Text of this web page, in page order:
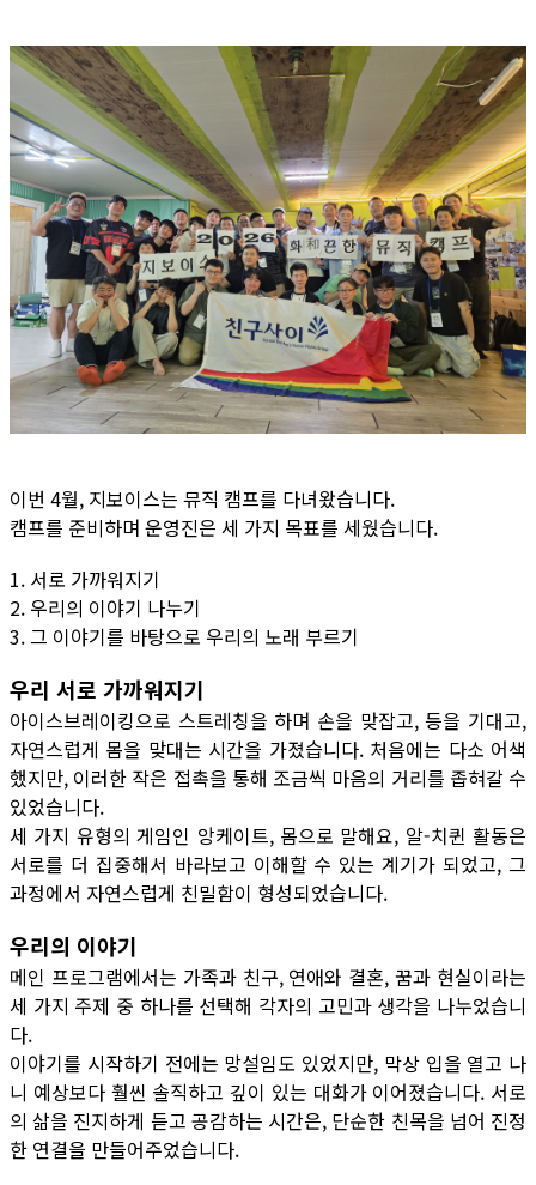
이번 4월, 지보이스는 뮤직 캠프를 다녀왔습니다.
캠프를 준비하며 운영진은 세 가지 목표를 세웠습니다.
1. 서로 가까워지기
2. 우리의 이야기 나누기
3. 그 이야기를 바탕으로 우리의 노래 부르기
우리 서로 가까워지기
아이스브레이킹으로 스트레칭을 하며 손을 맞잡고, 등을 기대고,
자연스럽게 몸을 맞대는 시간을 가졌습니다. 처음에는 다소 어색
했지만, 이러한 작은 접촉을 통해 조금씩 마음의 거리를 좁혀갈 수
있었습니다.
세 가지 유형의 게임인 앙케이트, 몸으로 말해요, 알-치퀸 활동은
서로를 더 집중해서 바라보고 이해할 수 있는 계기가 되었고, 그
과정에서 자연스럽게 친밀함이 형성되었습니다.
우리의 이야기
메인 프로그램에서는 가족과 친구, 연애와 결혼, 꿈과 현실이라는
세 가지 주제 중 하나를 선택해 각자의 고민과 생각을 나누었습니
다.
이야기를 시작하기 전에는 망설임도 있었지만, 막상 입을 열고 나
니 예상보다 훨씬 솔직하고 깊이 있는 대화가 이어졌습니다. 서로
의 삶을 진지하게 듣고 공감하는 시간은, 단순한 친목을 넘어 진정
한 연결을 만들어주었습니다.